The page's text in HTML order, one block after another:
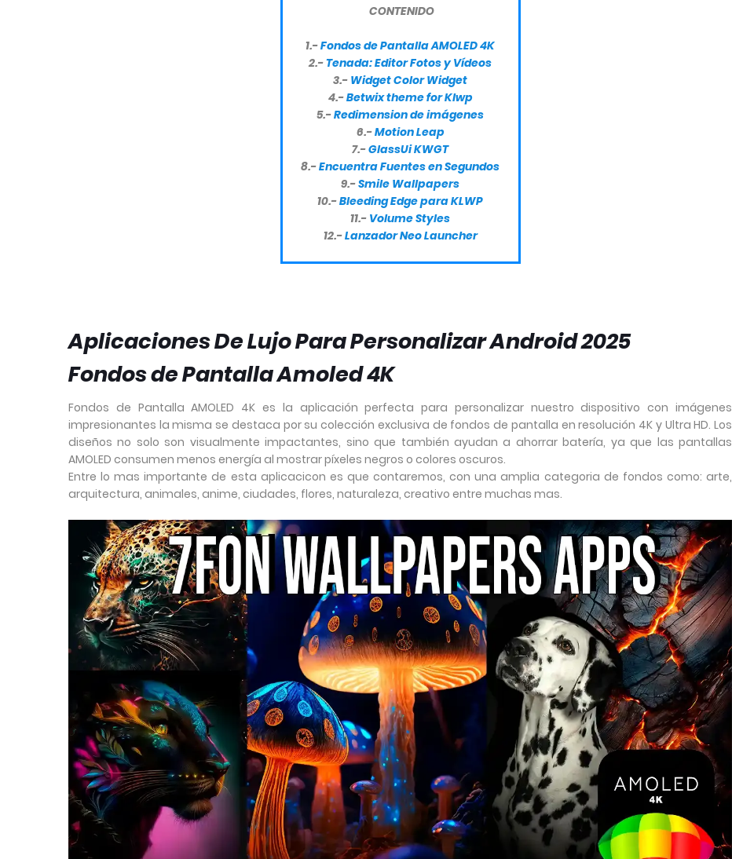
CONTENIDO
1.-Fondos de Pantalla AMOLED 4K
2.-Tenada: Editor Fotos y Vídeos
3.- Widget Color Widget
4.-Betwix theme for Klwp
5.-Redimension de imágenes
6.-Motion Leap
7.-GlassUi KWGT
8.-Encuentra Fuentes en Segundos
9.-Smile Wallpapers
10.-Bleeding Edge para KLWP
11.- Volume Styles
12.-Lanzador Neo Launcher
Aplicaciones De Lujo Para Personalizar Android 2025
Fondos de Pantalla Amoled 4K
Fondos de Pantalla AMOLED 4K es la aplicación perfecta para personalizar nuestro dispositivo con imágenes
impresionantes la misma se destaca por su colección exclusiva de fondos de pantalla en resolución 4K y Ultra HD. Los
diseños no solo son visualmente impactantes, sino que también ayudan a ahorrar batería, ya que las pantallas
AMOLED consumen menos energía al mostrar píxeles negros o colores oscuros.
Entre lo mas importante de esta aplicacicon es que contaremos, con una amplia categoria de fondos como: arte,
arquitectura, animales, anime, ciudades, flores, naturaleza, creativo entre muchas mas.